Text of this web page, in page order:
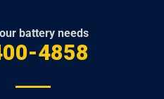
battery needs
4858